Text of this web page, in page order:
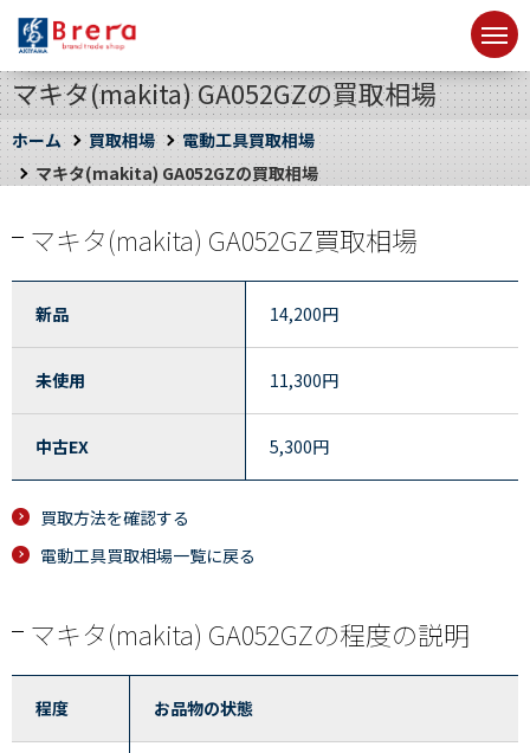
マキタ(makita) GA052GZの買取相場
ホーム 買取相場
電動工具買取相場
マキタ(makita) GA052GZの買取相場
マキタ(makita) GA052GZ買取相場
新品 14,200円
未使用 11,300円
中古EX 5,300円
買取方法を確認する
電動工具買取相場一覧に戻る
マキタ(makita) GA052GZの程度の説明
程度 お品物の状態